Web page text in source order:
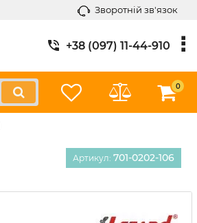
Зворотній зв'язок
+38 (097) 11-44-910
0
Артикул: 701-0202-106